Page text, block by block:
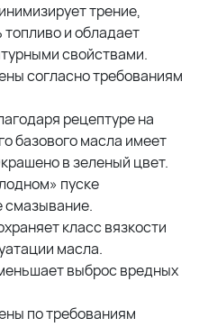
трение,
топливо и обладает
свойствами.
согласно требованиям
рецептуре на
базового масла имеет
в зеленый цвет.
пуске
смазывание.
класс вязкости
масла.
выброс вредных
по требованиям